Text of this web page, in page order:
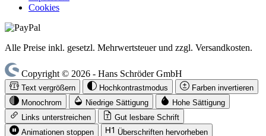
Cookies
Alle Preise inkl. gesetzl. Mehrwertsteuer und zzgl. Versandkosten.
Copyright © 2026 - Hans Schröder GmbH
Text vergrößern Hochkontrastmodus
Farben invertieren
Monochrom
Niedrige Sättigung
Hohe Sättigung
Links unterstreichen
Gut lesbare Schrift
Animationen stoppen
Überschriften hervorheben